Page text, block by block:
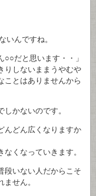
んですね。
だと思います・・」
しないままうやむや
とはありませんから
かないのです。
どん広くなりますか
くなっていきます。
いない人だからこそ
せん。